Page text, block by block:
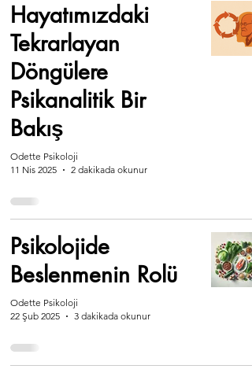
Hayatımızdaki
Tekrarlayan
Döngülere
Psikanalitik Bir
Bakış
Odette Psikoloji
11 Nis 2025
2 dakikada okunur
Psikolojide
Beslenmenin Rolü
Odette Psikoloji
22 Şub 2025
3 dakikada okunur